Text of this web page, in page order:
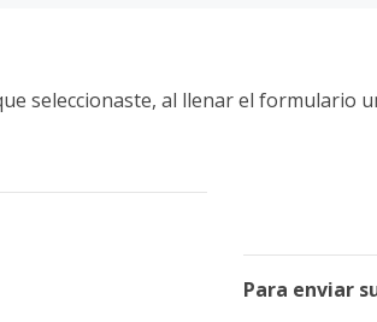
seleccionaste, al llenar el formulario
Para enviar